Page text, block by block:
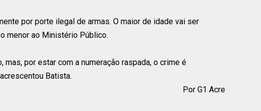
por porte ilegal de armas. O maior de idade vai ser
menor ao Ministério Público.
mas, por estar com a numeração raspada, o crime é
Batista.
Por G1 Acre